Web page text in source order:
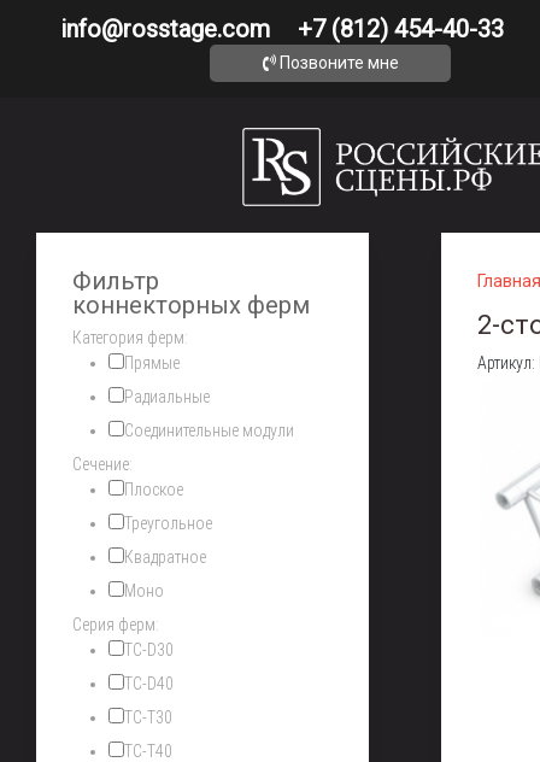
info@rosstage.com +7 (812) 454-40-33
Позвоните мне
Фильтр
коннекторных ферм
Категория ферм:
Прямые
Радиальные
Соединительные модули
Сечение:
Плоское
Треугольное
Квадратное
Моно
Серия ферм:
TC-D30
TC-D40
TC-T30
TC-T40
Главная
2-
Артикул: